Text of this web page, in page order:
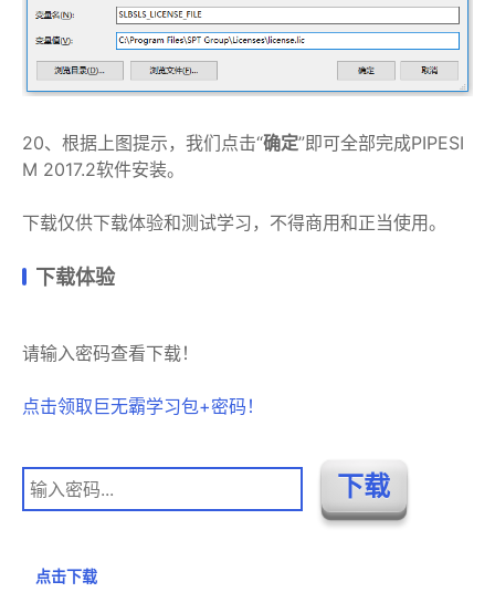
20、根据上图提示，我们点击“确定”即可全部完成PIPESI
M 2017.2软件安装。
下载仅供下载体验和测试学习，不得商用和正当使用。
下载体验
请输入密码查看下载！
点击领取巨无霸学习包+密码！
点击下载